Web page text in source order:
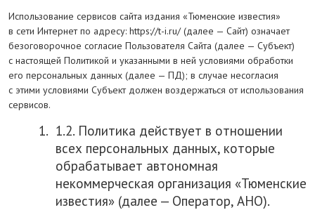
Использование сервисов сайта издания «Тюменские известия»
в сети Интернет по адресу: https://t-i.ru/ (далее — Сайт) означает
безоговорочное согласие Пользователя Сайта (далее — Субъект)
с настоящей Политикой и указанными в ней условиями обработки
его персональных данных (далее — ПД); в случае несогласия
с этими условиями Субъект должен воздержаться от использования
сервисов.
1.2. Политика действует в отношении
всех персональных данных, которые
обрабатывает автономная
некоммерческая организация «Тюменские
известия» (далее — Оператор, АНО).